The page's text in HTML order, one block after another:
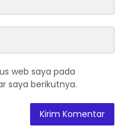
web saya pada
saya berikutnya.